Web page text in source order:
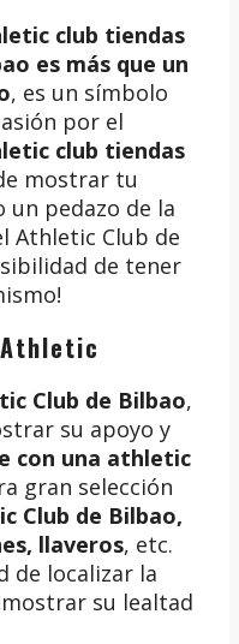
club tiendas
es más que un
, es un símbolo
por el
club tiendas
mostrar tu
un pedazo de la
Athletic Club de
de tener
Club de Bilbao,
su apoyo y
con una athletic
gran selección
Club de Bilbao,
llaveros, etc.
de localizar la
su lealtad